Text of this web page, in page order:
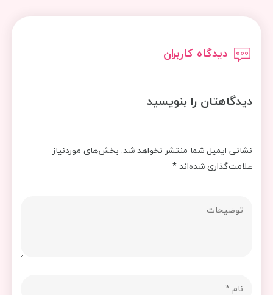
دیدگاه کاربران
دیدگاهتان را بنویسید
نشانی ایمیل شما منتشر نخواهد شد. بخش‌های موردنیاز
علامت‌گذاری شده‌اند*